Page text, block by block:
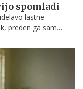
spomladi
lastne
preden ga sam
belina.